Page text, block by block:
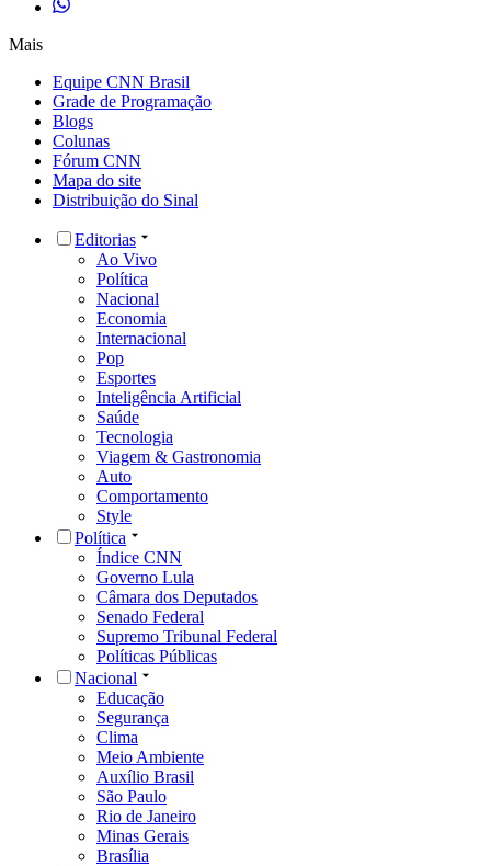
Mais
Equipe CNN Brasil
Grade de Programação
Blogs
Colunas
Fórum CNN
Mapa do site
Distribuição do Sinal
Editorias
Ao Vivo
Política
Nacional
Economia
Internacional
Pop
Esportes
Inteligência Artificial
Saúde
Tecnologia
Viagem & Gastronomia
Auto
Comportamento
Style
Política
Índice CNN
Governo Lula
Câmara dos Deputados
Senado Federal
Supremo Tribunal Federal
Políticas Públicas
Nacional
Educação
Segurança
Clima
Meio Ambiente
Auxílio Brasil
São Paulo
Rio de Janeiro
Minas Gerais
Brasília